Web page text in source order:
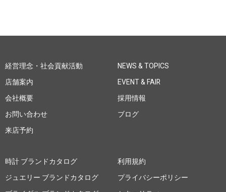
経営理念・社会貢献活動
店舗案内
会社概要
お問い合わせ
来店予約
NEWS & TOPICS
EVENT & FAIR
採用情報
ブログ
時計 ブランドカタログ
ジュエリー ブランドカタログ
利用規約
プライバシーポリシー